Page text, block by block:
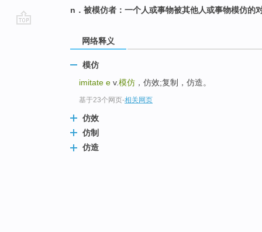
n．被模仿者：一个人或事物被其他人或事物模仿的
网络释义
模仿
imitate e v.模仿 ，仿效;复制，仿造。
基于23个网页-相关网页
仿效
仿制
仿造